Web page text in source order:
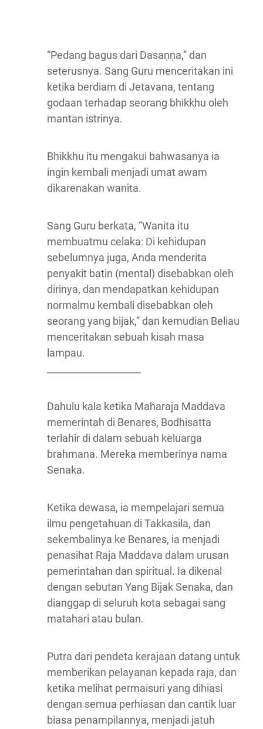
“Pedang bagus dari Dasaṇṇa,” dan
seterusnya. Sang Guru menceritakan ini
ketika berdiam di Jetavana, tentang
godaan terhadap seorang bhikkhu oleh
mantan istrinya.
Bhikkhu itu mengakui bahwasanya ia
ingin kembali menjadi umat awam
dikarenakan wanita.
Sang Guru berkata, “Wanita itu
membuatmu celaka: Di kehidupan
sebelumnya juga, Anda menderita
penyakit batin (mental) disebabkan oleh
dirinya, dan mendapatkan kehidupan
normalmu kembali disebabkan oleh
seorang yang bijak,” dan kemudian Beliau
menceritakan sebuah kisah masa
lampau.
Dahulu kala ketika Maharaja Maddava
memerintah di Benares, Bodhisatta
terlahir di dalam sebuah keluarga
brahmana. Mereka memberinya nama
Senaka.
Ketika dewasa, ia mempelajari semua
ilmu pengetahuan di Takkasila, dan
sekembalinya ke Benares, ia menjadi
penasihat Raja Maddava dalam urusan
pemerintahan dan spiritual. Ia dikenal
dengan sebutan Yang Bijak Senaka, dan
dianggap di seluruh kota sebagai sang
matahari atau bulan.
Putra dari pendeta kerajaan datang untuk
memberikan pelayanan kepada raja, dan
ketika melihat permaisuri yang dihiasi
dengan semua perhiasan dan cantik luar
biasa penampilannya, menjadi jatuh